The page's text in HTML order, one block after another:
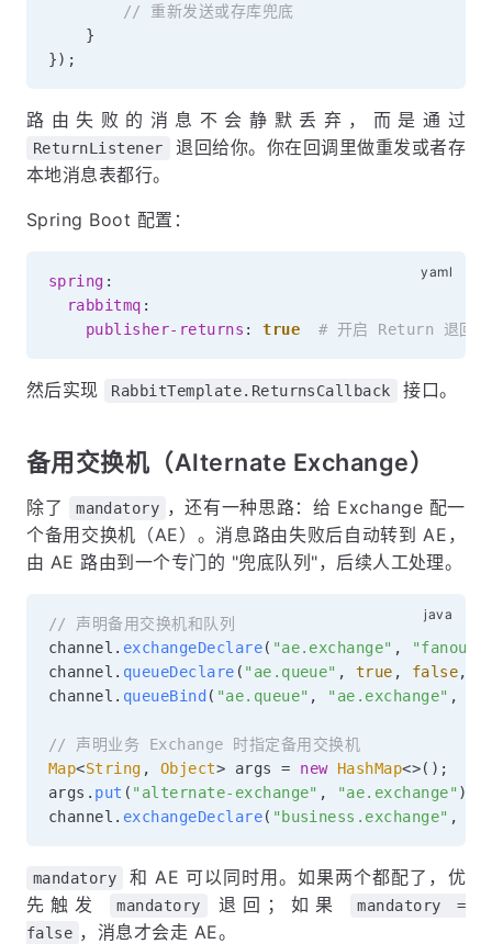
// 重新发送或存库兜底
}
}) ;
路由失败的消息不会静默丢弃，而是通过
ReturnListener
退回给你。你在回调里做重发或者存
本地消息表都行。
Spring Boot 配置：
spring :
rabbitmq :
publisher-returns : true # 开启 Return 退回模
然后实现 RabbitTemplate.ReturnsCallback 接口。
备用交换机（Alternate Exchange）
除了 mandatory ，还有一种思路：给 Exchange 配一
个备用交换机（AE）。消息路由失败后自动转到 AE，
由 AE 路由到一个专门的 "兜底队列"，后续人工处理。
// 声明备用交换机和队列
channel . exchangeDeclare( "ae.exchange" , "fanout"
channel . queueDeclare ( "ae.queue" , true , false,
channel . queueBind ( "ae.queue" , "ae.exchange" ,
// 声明业务 Exchange 时指定备用交换机
Map<String , Object> args = new HashMap<>( ) ;
args . put ( "alternate-exchange" , "ae.exchange" )
channel . exchangeDeclare( "business.exchange" ,
mandatory
和 AE 可以同时用。如果两个都配了，优
先触发
mandatory 退回；如果
mandatory =
false ，消息才会走 AE。